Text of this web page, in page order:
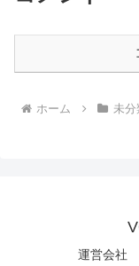
ホーム 未分
運営会社